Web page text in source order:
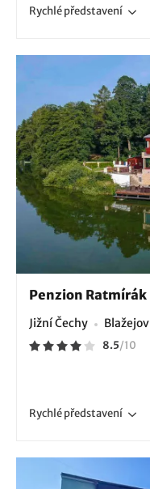
Rychlépředstavení
Penzion Ratmírák
Jižní Čechy Blažejov
8.5/10
Rychlépředstavení